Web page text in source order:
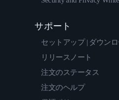
サポート
セットアップ | ダウン
リリースノート
注文のステータス
注文のヘルプ